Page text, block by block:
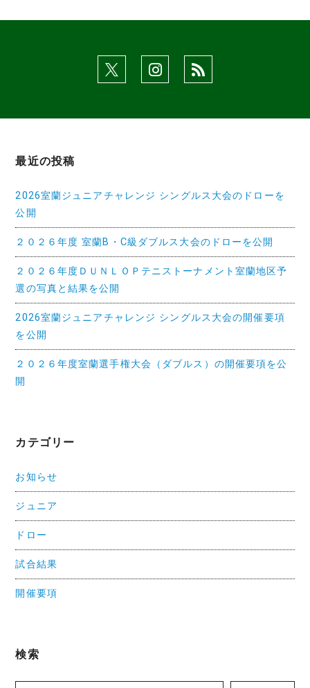
最近の投稿
2026室蘭ジュニアチャレンジ シングルス大会のドローを
公開
２０２６年度 室蘭B・C級ダブルス大会のドローを公開
２０２６年度ＤＵＮＬＯＰテニストーナメント室蘭地区予
選の写真と結果を公開
2026室蘭ジュニアチャレンジ シングルス大会の開催要項
を公開
２０２６年度室蘭選手権大会（ダブルス）の開催要項を公
開
カテゴリー
お知らせ
ジュニア
ドロー
試合結果
開催要項
検索